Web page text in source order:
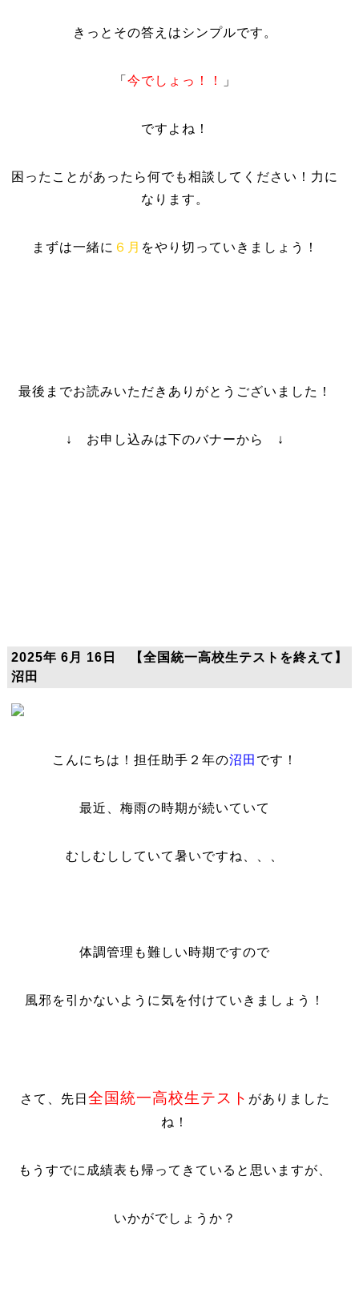
きっとその答えはシンプルです。
「 今でしょっ！！ 」
ですよね！
困ったことがあったら何でも相談してください！力に
なります。
まずは一緒に ６月 をやり切っていきましょう！
最後までお読みいただきありがとうございました！
↓ お申し込みは下のバナーから ↓
2025年 6月 16日 【全国統一高校生テストを終えて】
沼田
こんにちは！担任助手２年の沼田 です！
最近、梅雨の時期が続いていて
むしむししていて暑いですね、、、
体調管理も難しい時期ですので
風邪を引かないように気を付けていきましょう！
さて、先日 全国統一高校生テスト がありました
ね！
もうすでに成績表も帰ってきていると思いますが、
いかがでしょうか？